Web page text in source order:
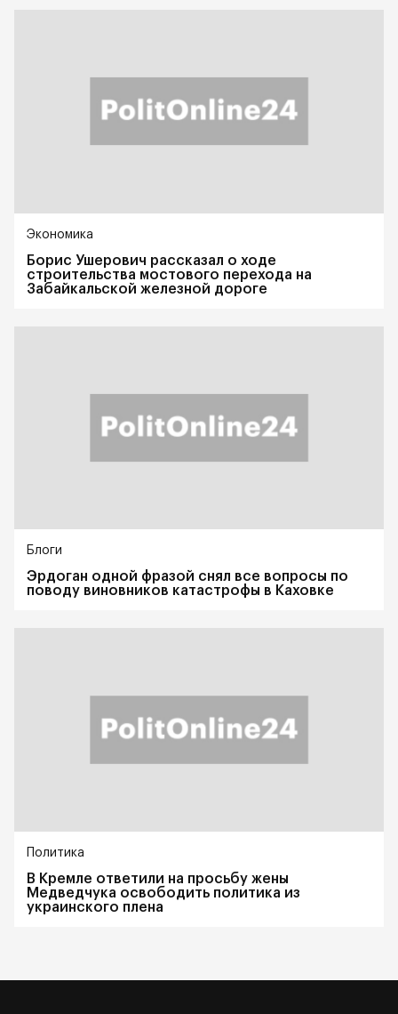
Экономика
Борис Ушерович рассказал о ходе
строительства мостового перехода на
Забайкальской железной дороге
Блоги
Эрдоган одной фразой снял все вопросы по
поводу виновников катастрофы в Каховке
Политика
В Кремле ответили на просьбу жены
Медведчука освободить политика из
украинского плена